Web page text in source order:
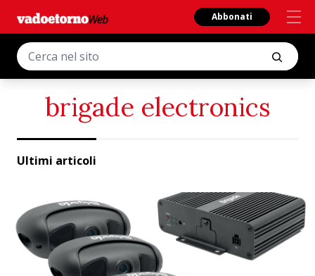
Abbonati
brigade electronics
Ultimi articoli